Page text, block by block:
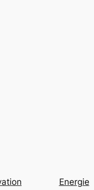
Energie